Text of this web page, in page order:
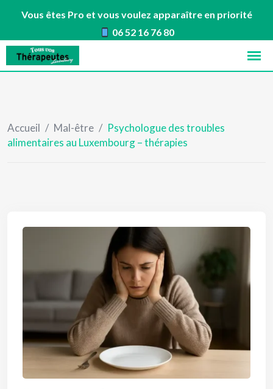
Vous êtes Pro et vous voulez apparaître en priorité
06 52 16 76 80
Skip
content
Accueil / Mal-être / Psychologue des troubles
alimentaires au Luxembourg – thérapies